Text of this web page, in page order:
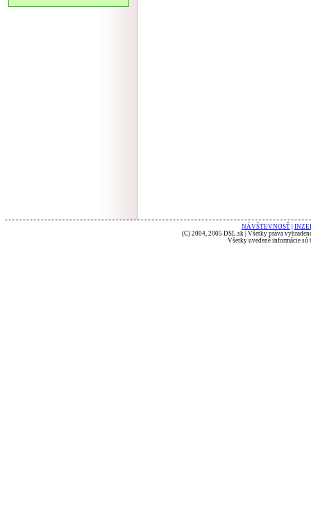
NÁVŠTEVNOSŤ
(C) 2004, 2005 DSL.sk | Všetky práva
Všetky uvedené informácie sú